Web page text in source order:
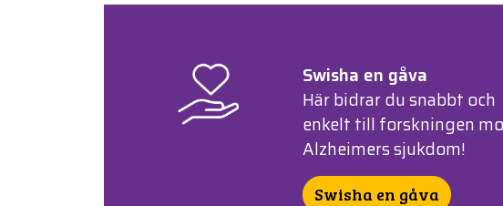
Swisha en gåva
Här bidrar du snabbt och
enkelt till forskningen
Alzheimers sjukdom!
Swisha en gåva